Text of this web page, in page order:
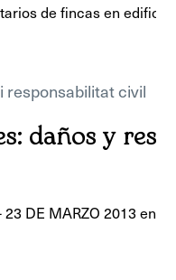
de fincas en
daños y
23 DE MARZO 2013 en